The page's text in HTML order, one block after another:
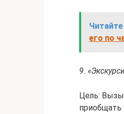
его по
9.
Цель:
приобщать